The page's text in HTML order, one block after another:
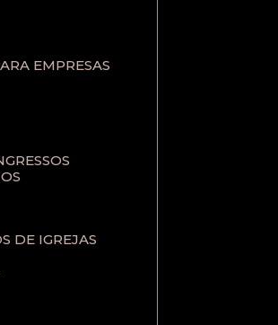
EMPRESAS
DE IGREJAS